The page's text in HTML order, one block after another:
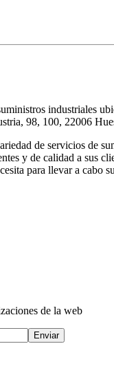
industriales
98, 100, 22006
de servicios de
y de calidad a sus
para llevar a cabo
de la web